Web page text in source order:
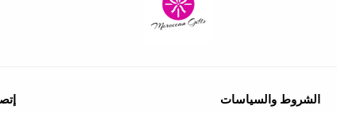
الشروط والسياسات